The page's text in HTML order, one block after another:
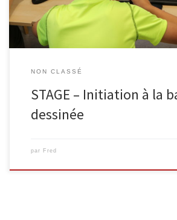
NON CLASSÉ
STAGE – Initiation à la
dessinée
par Fred